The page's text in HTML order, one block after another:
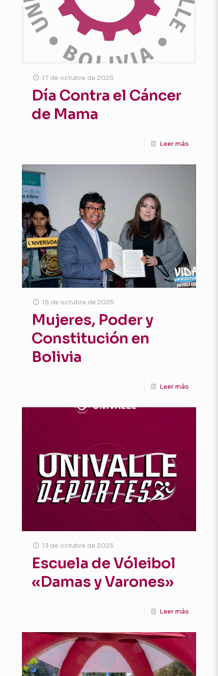
17 de octubre de 2025
Día Contra el Cáncer
de Mama
Leer más
15 de octubre de 2025
Mujeres, Poder y
Constitución en
Bolivia
Leer más
13 de octubre de 2025
Escuela de Vóleibol
«Damas y Varones»
Leer más